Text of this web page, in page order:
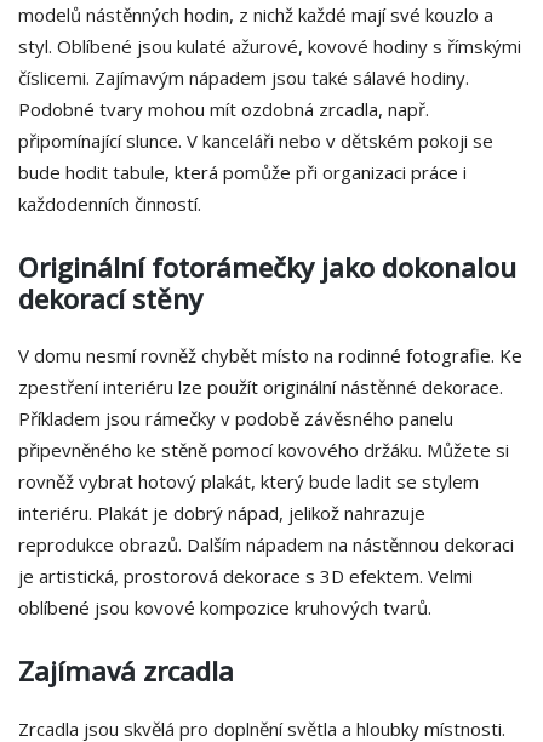
modelů nástěnných hodin, z nichž každé mají své kouzlo a
styl. Oblíbené jsou kulaté ažurové, kovové hodiny s římskými
číslicemi. Zajímavým nápadem jsou také sálavé hodiny.
Podobné tvary mohou mít ozdobná zrcadla, např.
připomínající slunce. V kanceláři nebo v dětském pokoji se
bude hodit tabule, která pomůže při organizaci práce i
každodenních činností.
Originální fotorámečky jako dokonalou
dekorací stěny
V domu nesmí rovněž chybět místo na rodinné fotografie. Ke
zpestření interiéru lze použít originální nástěnné dekorace.
Příkladem jsou rámečky v podobě závěsného panelu
připevněného ke stěně pomocí kovového držáku. Můžete si
rovněž vybrat hotový plakát, který bude ladit se stylem
interiéru. Plakát je dobrý nápad, jelikož nahrazuje
reprodukce obrazů. Dalším nápadem na nástěnnou dekoraci
je artistická, prostorová dekorace s 3D efektem. Velmi
oblíbené jsou kovové kompozice kruhových tvarů.
Zajímavá zrcadla
Zrcadla jsou skvělá pro doplnění světla a hloubky místnosti.